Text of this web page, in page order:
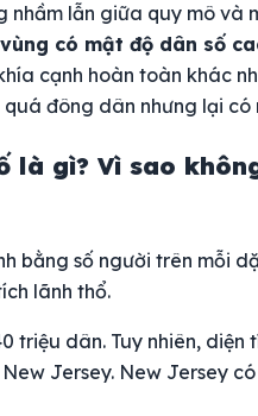
nhầm lẫn giữa quy mô
vùng có mật độ dân số
cạnh hoàn toàn khác
đông dân nhưng lại
là gì? Vì sao
bằng số người trên mỗi
lãnh thổ.
triệu dân. Tuy nhiên,
Jersey. New Jersey